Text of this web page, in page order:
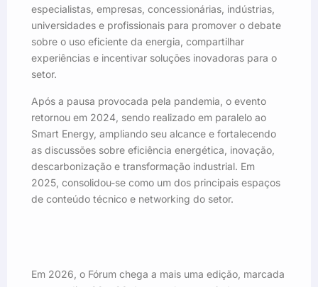
especialistas, empresas, concessionárias, indústrias,
universidades e profissionais para promover o debate
sobre o uso eficiente da energia, compartilhar
experiências e incentivar soluções inovadoras para o
setor.
Após a pausa provocada pela pandemia, o evento
retornou em 2024, sendo realizado em paralelo ao
Smart Energy, ampliando seu alcance e fortalecendo
as discussões sobre eficiência energética, inovação,
descarbonização e transformação industrial. Em
2025, consolidou-se como um dos principais espaços
de conteúdo técnico e networking do setor.
Em 2026, o Fórum chega a mais uma edição, marcada